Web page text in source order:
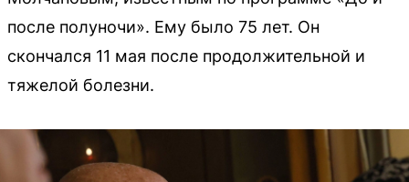
после полуночи». Ему было 75 лет. Он
скончался 11 мая после продолжительной и
тяжелой болезни.